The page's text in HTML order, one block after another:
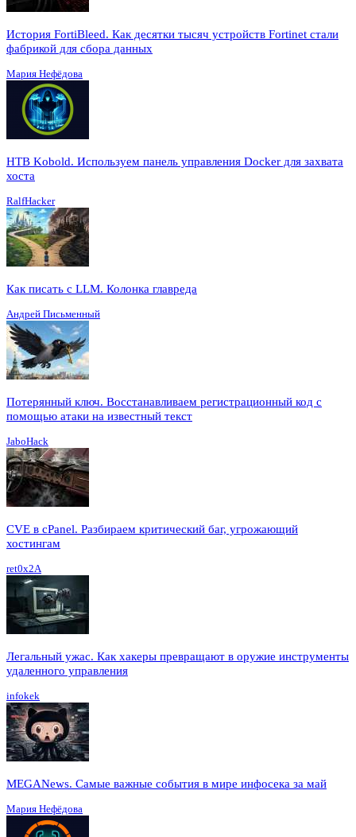
История FortiBleed. Как десятки тысяч устройств Fortinet стали
фабрикой для сбора данных
Мария Нефёдова
HTB Kobold. Используем панель управления Docker для захвата
хоста
RalfHacker
Как писать с LLM. Колонка главреда
Андрей Письменный
Потерянный ключ. Восстанавливаем регистрационный код с
помощью атаки на известный текст
JaboHack
CVE в cPanel. Разбираем критический баг, угрожающий
хостингам
ret0x2A
Легальный ужас. Как хакеры превращают в оружие инструменты
удаленного управления
infokek
MEGANews. Cамые важные события в мире инфосека за май
Мария Нефёдова